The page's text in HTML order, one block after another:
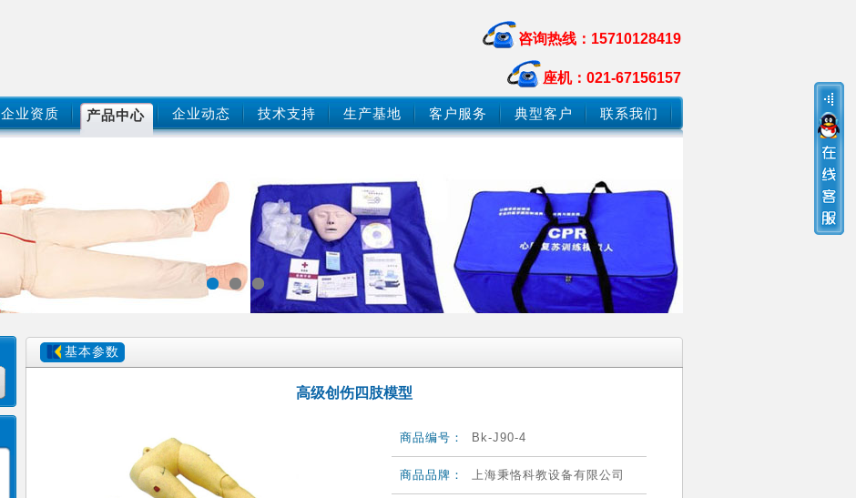
咨询热线：15710128419
座机：021-67156157
企业资质 产品中心 企业动态 技术支持 生产基地 客户服务 典型客户 联系我们
基本参数
高级创伤四肢模型
商品编号： Bk-J90-4
商品品牌： 上海秉恪科教设备有限公司